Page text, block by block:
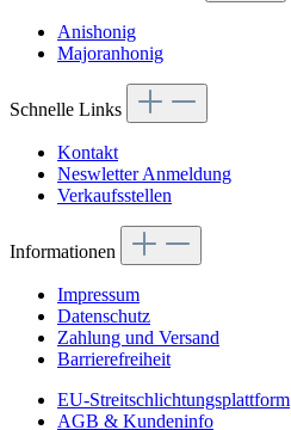
Anishonig
Majoranhonig
Schnelle Links
Kontakt
Neswletter Anmeldung
Verkaufsstellen
Informationen
Impressum
Datenschutz
Zahlung und Versand
Barrierefreiheit
EU-Streitschlichtungsplattform
AGB & Kundeninfo